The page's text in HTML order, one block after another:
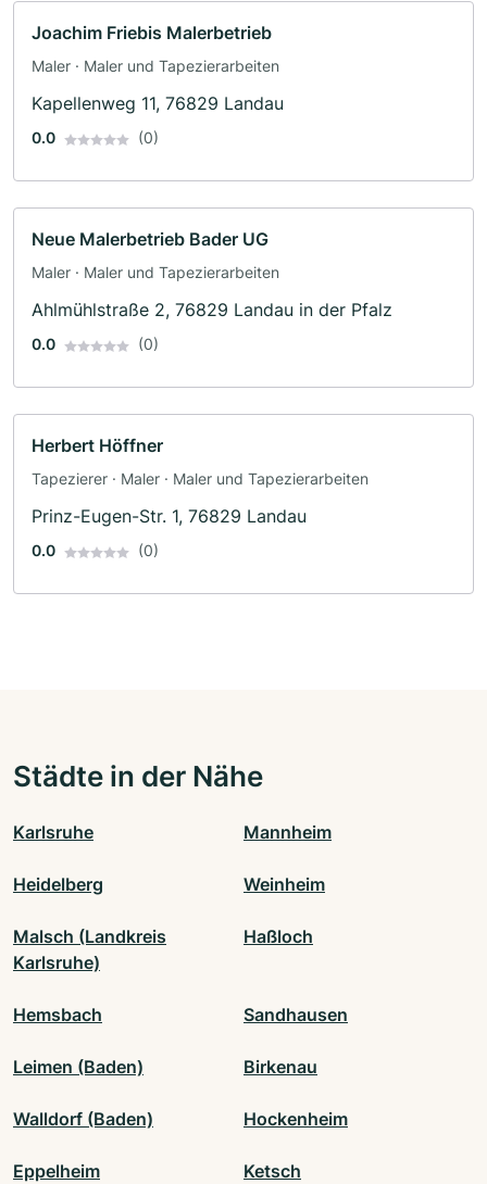
Joachim Friebis Malerbetrieb
Maler · Maler und Tapezierarbeiten
Kapellenweg 11, 76829 Landau
0.0 (0)
Neue Malerbetrieb Bader UG
Maler · Maler und Tapezierarbeiten
Ahlmühlstraße 2, 76829 Landau in der Pfalz
0.0 (0)
Herbert Höffner
Tapezierer · Maler · Maler und Tapezierarbeiten
Prinz-Eugen-Str. 1, 76829 Landau
0.0 (0)
Städte in der Nähe
Karlsruhe Mannheim
Heidelberg Weinheim
Malsch (Landkreis
Karlsruhe)
Haßloch
Hemsbach Sandhausen
Leimen (Baden) Birkenau
Walldorf (Baden) Hockenheim
Eppelheim Ketsch